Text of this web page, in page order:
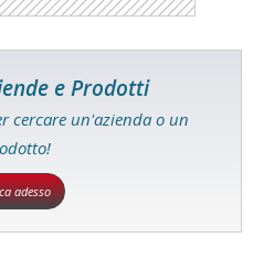
e Prodotti
cercare un'azienda o un
adesso